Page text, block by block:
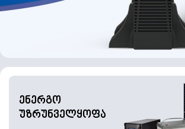
ენერგო
უზრუნველყოფა